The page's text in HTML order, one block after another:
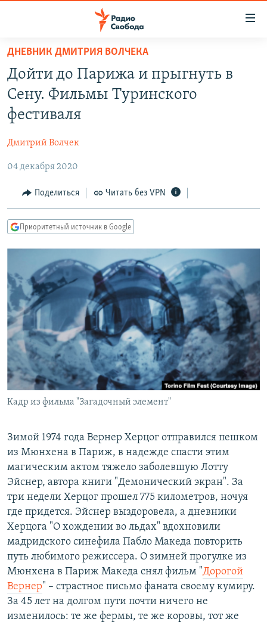
упрощенного
доступа
Вернуться
основному
Вернутся
навигации
Вернутся
поиску
ПОДКАСТЫ
АВТОРСКИЕ ПРОЕКТЫ
МНЕНИЯ
КУЛЬТУРА
IDEL.РЕАЛИИ
СЕВЕР.РЕАЛИИ
СИБИРЬ.РЕАЛИИ
РАСПИСАНИЕ ВЕЩАНИЯ
ПОДПИШИТЕСЬ НА РАССЫЛКУ
СОЦИАЛЬНЫЕ СЕТИ
ДНЕВНИК ДМИТРИЯ ВОЛЧЕКА
Дойти до Парижа и прыгнуть в
Сену. Фильмы Туринского
фестиваля
Дмитрий Волчек
04 декабря 2020
Поделиться Читать без VPN
Приоритетный источник в Google
Кадр из фильма "Загадочный элемент"
Зимой 1974 года Вернер Херцог отправился пешком
из Мюнхена в Париж, в надежде спасти этим
магическим актом тяжело заболевшую Лотту
Эйснер, автора книги "Демонический экран". За
три недели Херцог прошел 775 километров, ночуя
где придется. Эйснер выздоровела, а дневники
Херцога "О хождении во льдах" вдохновили
мадридского синефила Пабло Македа повторить
путь любимого режиссера. О зимней прогулке из
Мюнхена в Париж Македа снял фильм "Дорогой
Вернер" – страстное письмо фаната своему кумиру.
За 45 лет на долгом пути почти ничего не
изменилось: те же фермы, те же коровы, тот же